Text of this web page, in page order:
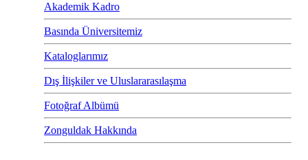
Akademik Kadro
Basında Üniversitemiz
Kataloglarımız
Dış İlişkiler ve Uluslararasılaşma
Fotoğraf Albümü
Zonguldak Hakkında